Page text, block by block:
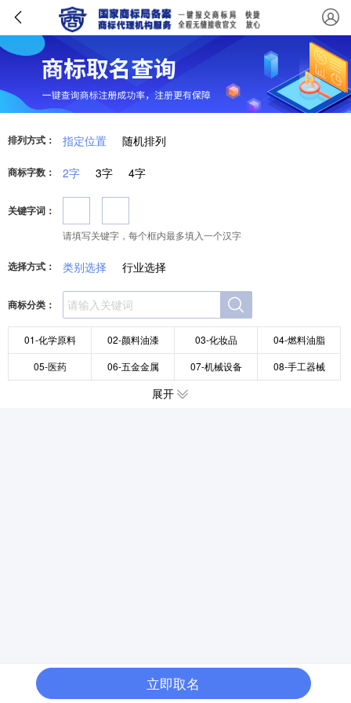
排列方式： 指定位置 随机排列
商标字数： 2字 3字 4字
关键字词：
请填写关键字，每个框内最多填入一个汉字
选择方式： 类别选择 行业选择
商标分类：
01-化学原料 02-颜料油漆 03-化妆品
04-燃料油脂
05-医药
06-五金金属 07-机械设备 08-手工器械
展开
立即取名